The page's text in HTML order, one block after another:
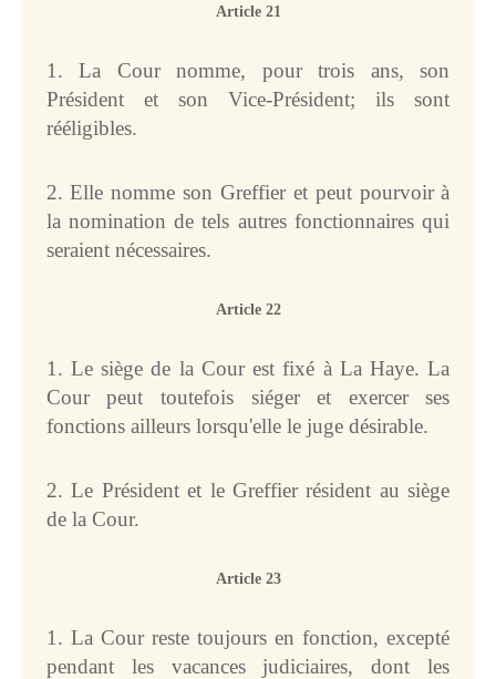
Article 21
1. La Cour nomme, pour trois ans, son
Président et son Vice-Président; ils sont
rééligibles.
2. Elle nomme son Greffier et peut pourvoir à
la nomination de tels autres fonctionnaires qui
seraient nécessaires.
Article 22
1. Le siège de la Cour est fixé à La Haye. La
Cour peut toutefois siéger et exercer ses
fonctions ailleurs lorsqu'elle le juge désirable.
2. Le Président et le Greffier résident au siège
de la Cour.
Article 23
1. La Cour reste toujours en fonction, excepté
pendant les vacances judiciaires, dont les